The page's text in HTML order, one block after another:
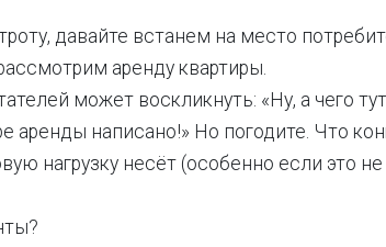
давайте встанем на место
аренду квартиры.
может воскликнуть: «Ну, а чего тут
аренды написано!» Но погодите. Что
нагрузку несёт (особенно если это не